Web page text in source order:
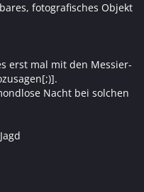
fotografisches Objekt
erst mal mit den Messier-
Nacht bei solchen